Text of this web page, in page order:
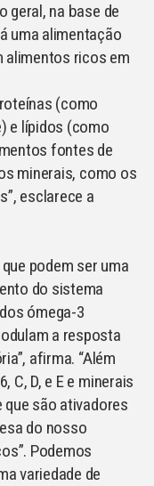
geral, na base de
uma alimentação
alimentos ricos em
(como
e lípidos (como
fontes de
minerais, como os
esclarece a
podem ser uma
do sistema
ómega-3
a resposta
afirma. “Além
C, D, e E e minerais
são ativadores
do nosso
Podemos
variedade de